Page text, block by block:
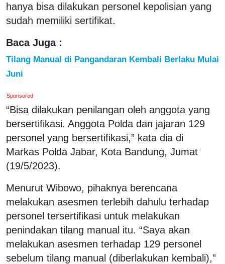
hanya bisa dilakukan personel kepolisian yang
sudah memiliki sertifikat.
Baca Juga :
Tilang Manual di Pangandaran Kembali Berlaku Mulai
Juni
Sponsored
“Bisa dilakukan penilangan oleh anggota yang
bersertifikasi. Anggota Polda dan jajaran 129
personel yang bersertifikasi,” kata dia di
Markas Polda Jabar, Kota Bandung, Jumat
(19/5/2023).
Menurut Wibowo, pihaknya berencana
melakukan asesmen terlebih dahulu terhadap
personel tersertifikasi untuk melakukan
penindakan tilang manual itu. “Saya akan
melakukan asesmen terhadap 129 personel
sebelum tilang manual (diberlakukan kembali),”